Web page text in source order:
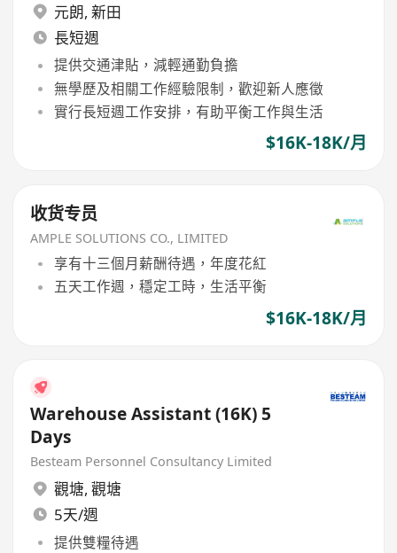
元朗, 新田
長短週
提供交通津貼，減輕通勤負擔
無學歷及相關工作經驗限制，歡迎新人應徵
實行長短週工作安排，有助平衡工作與生活
$16K-18K/月
收货专员
AMPLE SOLUTIONS CO., LIMITED
享有十三個月薪酬待遇，年度花紅
五天工作週，穩定工時，生活平衡
$16K-18K/月
Warehouse Assistant (16K) 5
Days
Besteam Personnel Consultancy Limited
觀塘, 觀塘
5天/週
提供雙糧待遇